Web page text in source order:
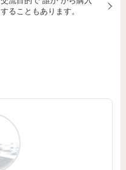
することもあります。